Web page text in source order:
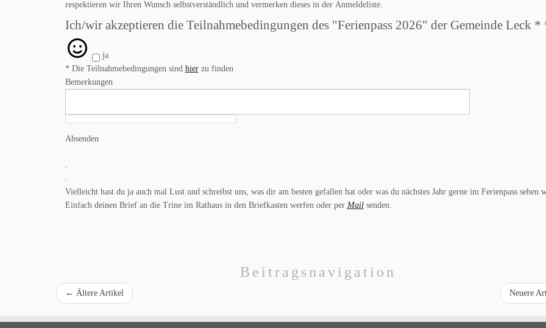
respektieren wir Ihren Wunsch selbstverständlich und vermerken dieses in der Anmeldeliste.
Ich/wir akzeptieren die Teilnahmebedingungen des "Ferienpass 2026" der Gemeinde Leck *
ja
* Die Teilnahmebedingungen sind hierzu finden
Bemerkungen
Absenden
.
.
Vielleicht hast du ja auch mal Lust und schreibst uns, was dir am besten gefallen hat oder was du nächstes Jahr gerne im Ferienpass sehen
Einfach deinen Brief an die Trine im Rathaus in den Briefkasten werfen oder per Mailsenden.
Beitragsnavigation
← Ältere Artikel Neuere